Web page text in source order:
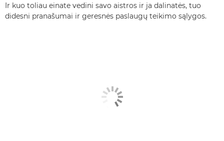
Ir kuo toliau einate vedini savo aistros ir ja dalinatės, tuo
didesni pranašumai ir geresnės paslaugų teikimo sąlygos.